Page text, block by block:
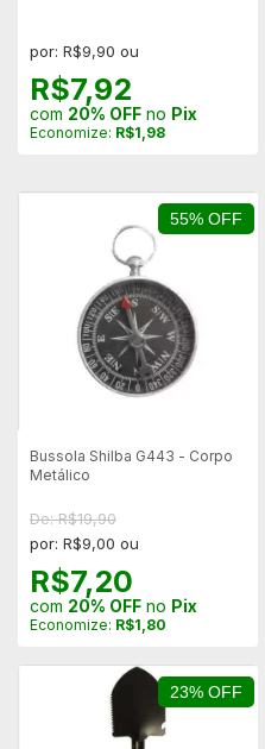
por: R$9,90 ou
R$7,92
com 20% OFF no Pix
Economize: R$1,98
55% OFF
Bussola Shilba G443 - Corpo
Metálico
De: R$19,90
por: R$9,00 ou
R$7,20
com 20% OFF no Pix
Economize: R$1,80
23% OFF